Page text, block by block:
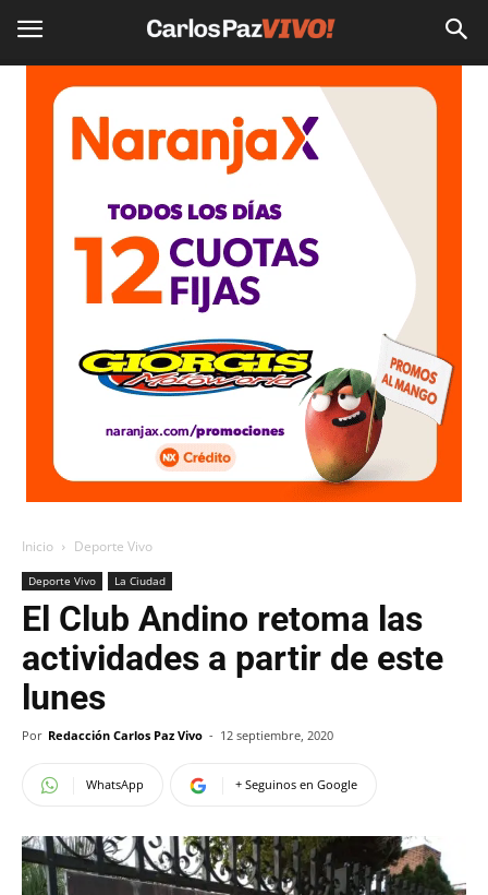
Inicio Deporte Vivo
Deporte Vivo La Ciudad
El Club Andino retoma las
actividades a partir de este
lunes
Por Redacción Carlos Paz Vivo - 12 septiembre, 2020
WhatsApp + Seguinos en Google